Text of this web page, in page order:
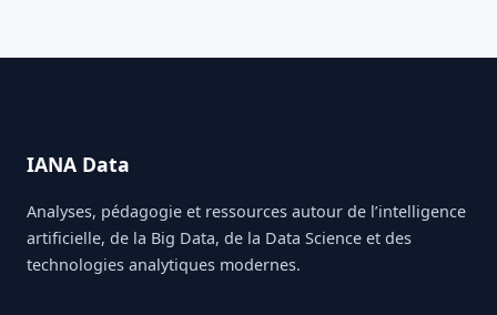
IANA Data
Analyses, pédagogie et ressources autour de l’intelligence
artificielle, de la Big Data, de la Data Science et des
technologies analytiques modernes.